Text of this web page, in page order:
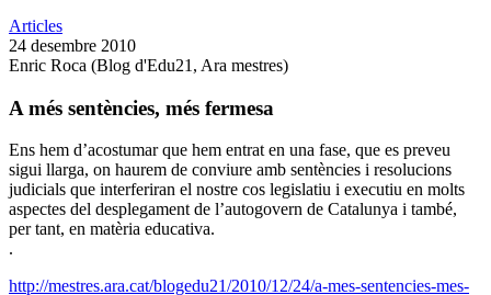
Articles
24 desembre 2010
Enric Roca (Blog d'Edu21, Ara mestres)
A més sentències, més fermesa
Ens hem d’acostumar que hem entrat en una fase, que es preveu
sigui llarga, on haurem de conviure amb sentències i resolucions
judicials que interferiran el nostre cos legislatiu i executiu en molts
aspectes del desplegament de l’autogovern de Catalunya i també,
per tant, en matèria educativa.
.
http://mestres.ara.cat/blogedu21/2010/12/24/a-mes-sentencies-mes-